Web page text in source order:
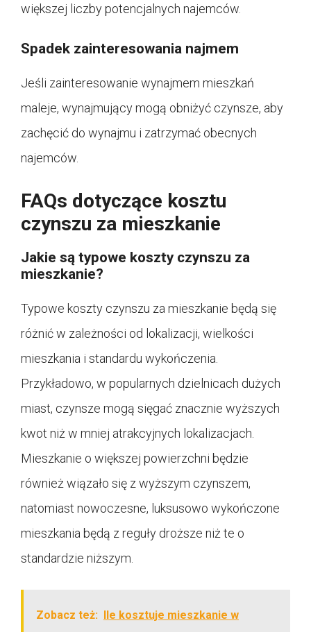
większej liczby potencjalnych najemców.
Spadek zainteresowania najmem
Jeśli zainteresowanie wynajmem mieszkań
maleje, wynajmujący mogą obniżyć czynsze, aby
zachęcić do wynajmu i zatrzymać obecnych
najemców.
FAQs dotyczące kosztu
czynszu za mieszkanie
Jakie są typowe koszty czynszu za
mieszkanie?
Typowe koszty czynszu za mieszkanie będą się
różnić w zależności od lokalizacji, wielkości
mieszkania i standardu wykończenia.
Przykładowo, w popularnych dzielnicach dużych
miast, czynsze mogą sięgać znacznie wyższych
kwot niż w mniej atrakcyjnych lokalizacjach.
Mieszkanie o większej powierzchni będzie
również wiązało się z wyższym czynszem,
natomiast nowoczesne, luksusowo wykończone
mieszkania będą z reguły droższe niż te o
standardzie niższym.
Zobacz też: Ile kosztuje mieszkanie w